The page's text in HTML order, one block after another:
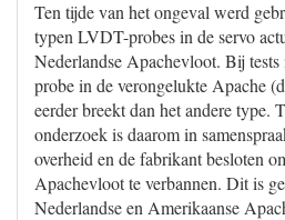
Ten tijde van het ongeval werd
typen LVDT-probes in de servo
Nederlandse Apachevloot. Bij
probe in de verongelukte Apache
eerder breekt dan het andere type.
onderzoek is daarom in
overheid en de fabrikant besloten
Apachevloot te verbannen. Dit is
Nederlandse en Amerikaanse